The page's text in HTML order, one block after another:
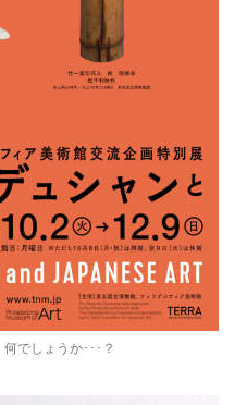
でしょうか･･･？